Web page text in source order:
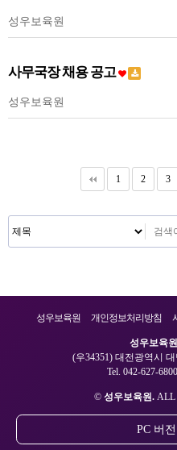
성우보육원
사무국장 채용 공고
성우보육원
1 2 3
성우보육원 개인정보처리방침
성우보육
(우34351) 대전광역시
Tel. 042-627-
© 성우보육원.ALL
PC 버